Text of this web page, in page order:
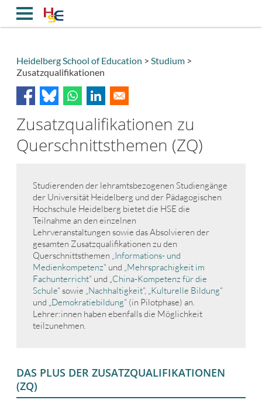
Inhalt
Breadcrumb
Heidelberg School of Education
Studium
Zusatzqualifikationen
Zusatzqualifikationen zu
Querschnittsthemen (ZQ)
Studierenden der lehramtsbezogenen Studiengänge
der Universität Heidelberg und der Pädagogischen
Hochschule Heidelberg bietet die HSE die
Teilnahme an den einzelnen
Lehrveranstaltungen sowie das Absolvieren der
gesamten Zusatzqualifikationen zu den
Querschnittsthemen „Informations- und
Medienkompetenz“ und „Mehrsprachigkeit im
Fachunterricht“ und „ China-Kompetenz für die
Schule“ sowie „Nachhaltigkeit“, „ Kulturelle Bildung“
und „ Demokratiebildung“ (in Pilotphase) an.
Lehrer:innen haben ebenfalls die Möglichkeit
teilzunehmen.
DAS PLUS DER ZUSATZQUALIFIKATIONEN
(ZQ)